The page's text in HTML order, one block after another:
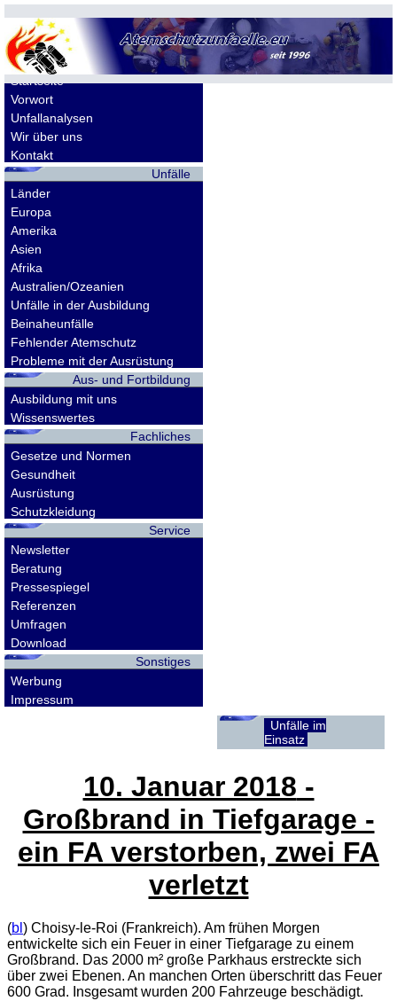
Allgemeines
Startseite
Vorwort
Unfallanalysen
Wir über uns
Kontakt
Unfälle
Länder
Europa
Amerika
Asien
Afrika
Australien/Ozeanien
Unfälle in der Ausbildung
Beinaheunfälle
Fehlender Atemschutz
Probleme mit der Ausrüstung
Aus- und Fortbildung
Ausbildung mit uns
Wissenswertes
Fachliches
Gesetze und Normen
Gesundheit
Ausrüstung
Schutzkleidung
Service
Newsletter
Beratung
Pressespiegel
Referenzen
Umfragen
Download
Sonstiges
Werbung
Impressum
Unfälle im
Einsatz
10. Januar 2018 -
Großbrand in Tiefgarage -
ein FA verstorben, zwei FA
verletzt
(bl ) Choisy-le-Roi (Frankreich). Am frühen Morgen
entwickelte sich ein Feuer in einer Tiefgarage zu einem
Großbrand. Das 2000 m² große Parkhaus erstreckte sich
über zwei Ebenen. An manchen Orten überschritt das Feuer
600 Grad. Insgesamt wurden 200 Fahrzeuge beschädigt.